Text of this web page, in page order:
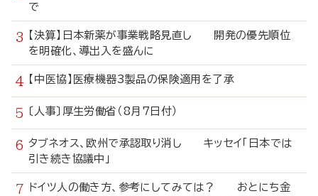
で
【決算】日本新薬が事業戦略見直し 開発の優先順位
を明確化、導出入を盛んに
【中医協】医療機器3製品の保険適用を了承
〔人事〕厚生労働省（8月7日付）
タブネオス、欧州で承認取り消し キッセイ「日本では
引き続き協議中」
ドイツ人の働き方、参考にしてみては？ おとにち金